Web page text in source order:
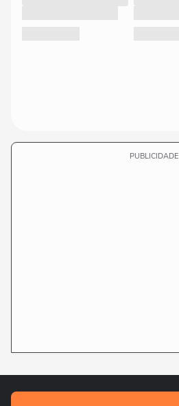
PUBLICIDADE